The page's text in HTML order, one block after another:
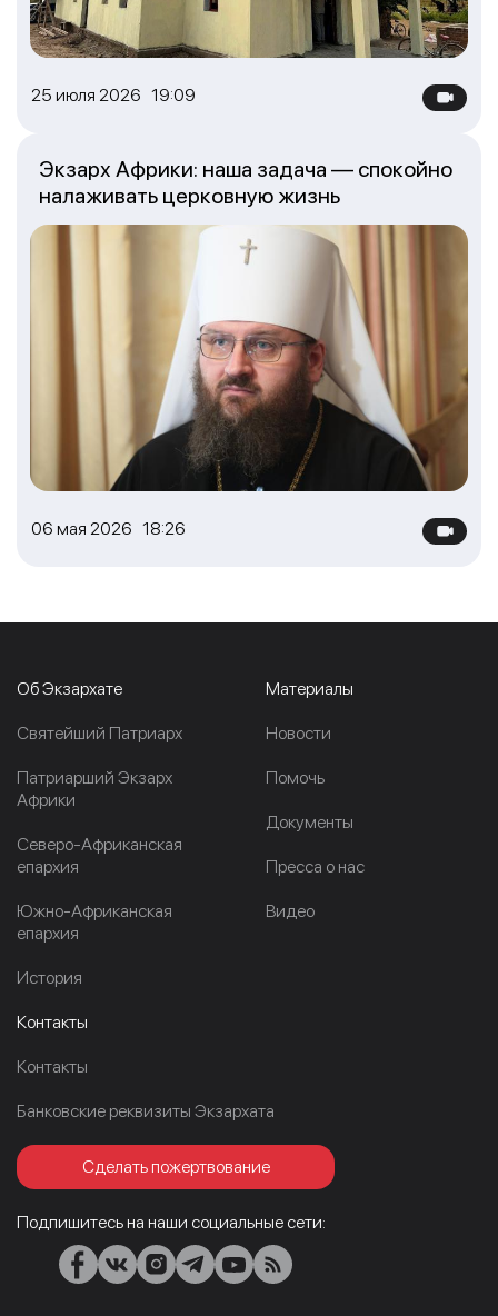
25 июля 2026 19:09
06 мая 2026 18:26
Экзарх Африки: наша задача — спокойно
налаживать церковную жизнь
Об Экзархате
Cвятейший Патриарх
Патриарший Экзарх
Африки
Северо-Африканская
епархия
Южно-Африканская
епархия
История
Материалы
Новости
Помочь
Документы
Пресса о нас
Видео
Контакты
Контакты
Банковские реквизиты Экзархата
Сделать пожертвование
Подпишитесь на наши социальные сети: